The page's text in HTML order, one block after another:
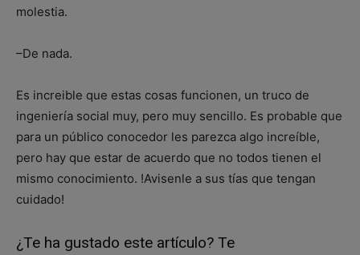
molestia.
–De nada.
Es increible que estas cosas funcionen, un truco de
ingeniería social muy, pero muy sencillo. Es probable que
para un público conocedor les parezca algo increíble,
pero hay que estar de acuerdo que no todos tienen el
mismo conocimiento. !Avisenle a sus tías que tengan
cuidado!
¿Te ha gustado este artículo? Te